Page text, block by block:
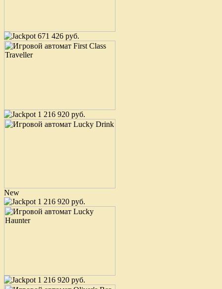
671 426 руб.
1 216 920 руб.
New
1 216 920 руб.
1 216 920 руб.